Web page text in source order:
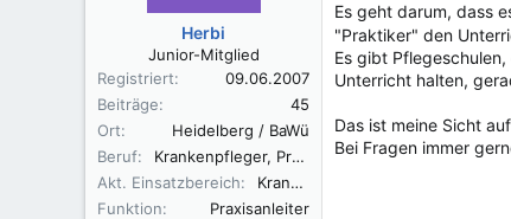
Herbi
Junior-Mitglied
Registriert
09.06.2007
Beiträge
45
Ort
Heidelberg / BaWü
Beruf
Krankenpfleger, Praxisanleiter, Weiterbildung Fachkraft Onkologische Pflege und Palliative Care
Akt. Einsatzbereich
Krankenhaus, extern
Funktion
Praxisanleiter
Es geht darum, dass
"Praktiker" den
Es gibt
Unterricht halten,
Das ist meine Sicht
Bei Fragen immer